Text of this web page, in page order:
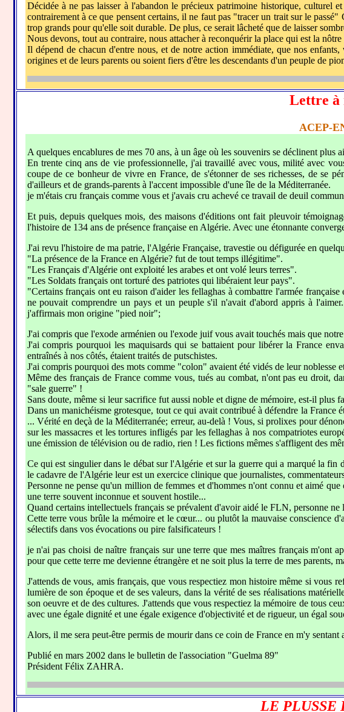
Décidée à ne pas laisser à l'abandon le précieux patrimoine historique, culturel
contrairement à ce que pensent certains, il ne faut pas "tracer un trait sur le
trop grands pour qu'elle soit durable. De plus, ce serait lâcheté que de laisser
Nous devons, tout au contraire, nous attacher à reconquérir la place qui est la
Il dépend de chacun d'entre nous, et de notre action immédiate, que nos
origines et de leurs parents ou soient fiers d'être les descendants d'un peuple de
Lettre à
ACEP-
A quelques encablures de mes 70 ans, à un âge où les souvenirs se déclinent plus
En trente cinq ans de vie professionnelle, j'ai travaillé avec vous, milité avec
coupe de ce bonheur de vivre en France, de s'étonner de ses richesses, de se
d'ailleurs et de grands-parents à l'accent impossible d'une île de la Méditerranée.
je m'étais cru français comme vous et j'avais cru achevé ce travail de deuil
Et puis, depuis quelques mois, des maisons d'éditions ont fait pleuvoir
l'histoire de 134 ans de présence française en Algérie. Avec une étonnante
J'ai revu l'histoire de ma patrie, l'Algérie Française, travestie ou défigurée en
"La présence de la France en Algérie? fut de tout temps illégitime".
"Les Français d'Algérie ont exploité les arabes et ont volé leurs terres".
"Les Soldats français ont torturé des patriotes qui libéraient leur pays".
"Certains français ont eu raison d'aider les fellaghas à combattre l'armée
ne pouvait comprendre un pays et un peuple s'il n'avait d'abord appris à
j'affirmais mon origine "pied noir";
J'ai compris que l'exode arménien ou l'exode juif vous avait touchés mais que
J'ai compris pourquoi les maquisards qui se battaient pour libérer la France
entraînés à nos côtés, étaient traités de putschistes.
J'ai compris pourquoi des mots comme "colon" avaient été vidés de leur
Même des français de France comme vous, tués au combat, n'ont pas eu droit,
"sale guerre" !
Sans doute, même si leur sacrifice fut aussi noble et digne de mémoire, est-il plus
Dans un manichéisme grotesque, tout ce qui avait contribué à défendre la
... Vérité en deçà de la Méditerranée; erreur, au-delà ! Vous, si prolixes pour
sur les massacres et les tortures infligés par les fellaghas à nos compatriotes
une émission de télévision ou de radio, rien ! Les fictions mêmes s'affligent des
Ce qui est singulier dans le débat sur l'Algérie et sur la guerre qui a marqué la fin
le cadavre de l'Algérie leur est un exercice clinique que journalistes,
Personne ne pense qu'un million de femmes et d'hommes n'ont connu et aimé
une terre souvent inconnue et souvent hostile...
Quand certains intellectuels français se prévalent d'avoir aidé le FLN, personne ne
Cette terre vous brûle la mémoire et le cœur... ou plutôt la mauvaise conscience
sélectifs dans vos évocations ou pire falsificateurs !
je n'ai pas choisi de naître français sur une terre que mes maîtres français
pour que cette terre me devienne étrangère et ne soit plus la terre de mes parents,
J'attends de vous, amis français, que vous respectiez mon histoire même si vous
lumière de son époque et de ses valeurs, dans la vérité de ses réalisations
son oeuvre et de des cultures. J'attends que vous respectiez la mémoire de tous
avec une égale dignité et une égale exigence d'objectivité et de rigueur, un égal
Alors, il me sera peut-être permis de mourir dans ce coin de France en m'y
Publié en mars 2002 dans le bulletin de l'association "Guelma 89"
Président Félix ZAHRA.
LE PLUSSE